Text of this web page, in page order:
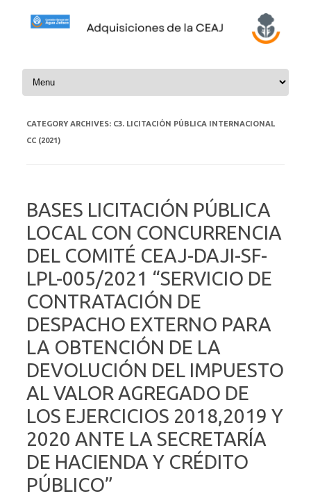
Skip to content
CATEGORY ARCHIVES: C3. LICITACIÓN PÚBLICA INTERNACIONAL
CC (2021)
BASES LICITACIÓN PÚBLICA
LOCAL CON CONCURRENCIA
DEL COMITÉ CEAJ-DAJI-SF-
LPL-005/2021 “SERVICIO DE
CONTRATACIÓN DE
DESPACHO EXTERNO PARA
LA OBTENCIÓN DE LA
DEVOLUCIÓN DEL IMPUESTO
AL VALOR AGREGADO DE
LOS EJERCICIOS 2018,2019 Y
2020 ANTE LA SECRETARÍA
DE HACIENDA Y CRÉDITO
PÚBLICO”